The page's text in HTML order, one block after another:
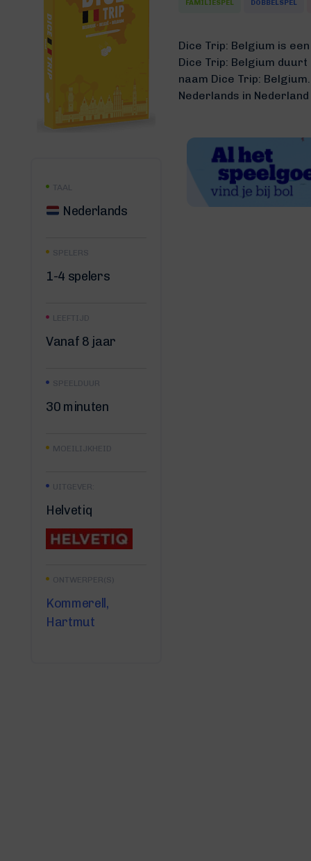
TAAL
Nederlands
SPELERS
1-4 spelers
LEEFTIJD
Vanaf 8 jaar
SPEELDUUR
30 minuten
MOEILIJKHEID
UITGEVER:
Helvetiq
ONTWERPER(S)
Kommerell,
Hartmut
FAMILIESPEL DOBBELSPEL
Dice Trip: Belgium is
Dice Trip: Belgium
naam Dice Trip:
Nederlands in